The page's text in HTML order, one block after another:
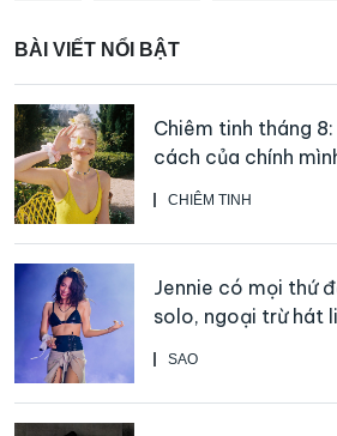
BÀI VIẾT NỔI BẬT
CHIÊM TINH
Chiêm tinh tháng
cách của chính
SAO
Jennie có mọi thứ
solo, ngoại trừ hát